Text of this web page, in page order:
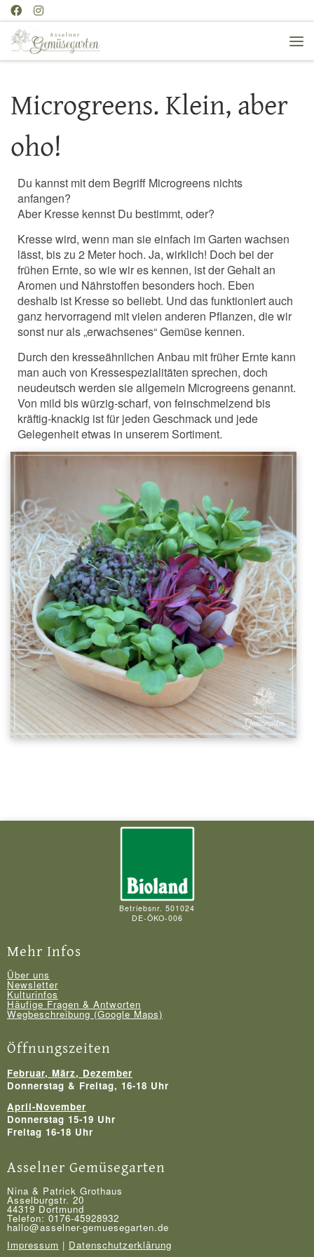
Zum Inhalt springen
Microgreens. Klein, aber
oho!
Du kannst mit dem Begriff Microgreens nichts
anfangen?
Aber Kresse kennst Du bestimmt, oder?
Kresse wird, wenn man sie einfach im Garten wachsen
lässt, bis zu 2 Meter hoch. Ja, wirklich! Doch bei der
frühen Ernte, so wie wir es kennen, ist der Gehalt an
Aromen und Nährstoffen besonders hoch. Eben
deshalb ist Kresse so beliebt. Und das funktioniert auch
ganz hervorragend mit vielen anderen Pflanzen, die wir
sonst nur als „erwachsenes“ Gemüse kennen.
Durch den kresseähnlichen Anbau mit früher Ernte kann
man auch von Kressespezialitäten sprechen, doch
neudeutsch werden sie allgemein Microgreens genannt.
Von mild bis würzig-scharf, von feinschmelzend bis
kräftig-knackig ist für jeden Geschmack und jede
Gelegenheit etwas in unserem Sortiment.
Betriebsnr. 501024
DE-ÖKO-006
Mehr Infos
Über uns
Newsletter
Kulturinfos
Häufige Fragen & Antworten
Wegbeschreibung (Google Maps)
Öffnungszeiten
Februar, März, Dezember
Donnerstag & Freitag, 16-18 Uhr
April-November
Donnerstag 15-19 Uhr
Freitag 16-18 Uhr
Asselner Gemüsegarten
Nina & Patrick Grothaus
Asselburgstr. 20
44319 Dortmund
Telefon: 0176-45928932
hallo@asselner-gemuesegarten.de
Impressum | Datenschutzerklärung